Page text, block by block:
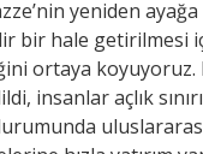
yeniden ayağa
bir hale getirilmesi
ortaya koyuyoruz.
insanlar açlık